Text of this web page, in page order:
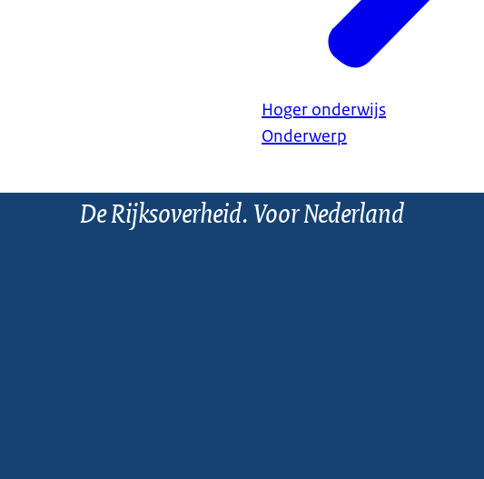
Hoger onderwijs
Onderwerp
De Rijksoverheid. Voor Nederland